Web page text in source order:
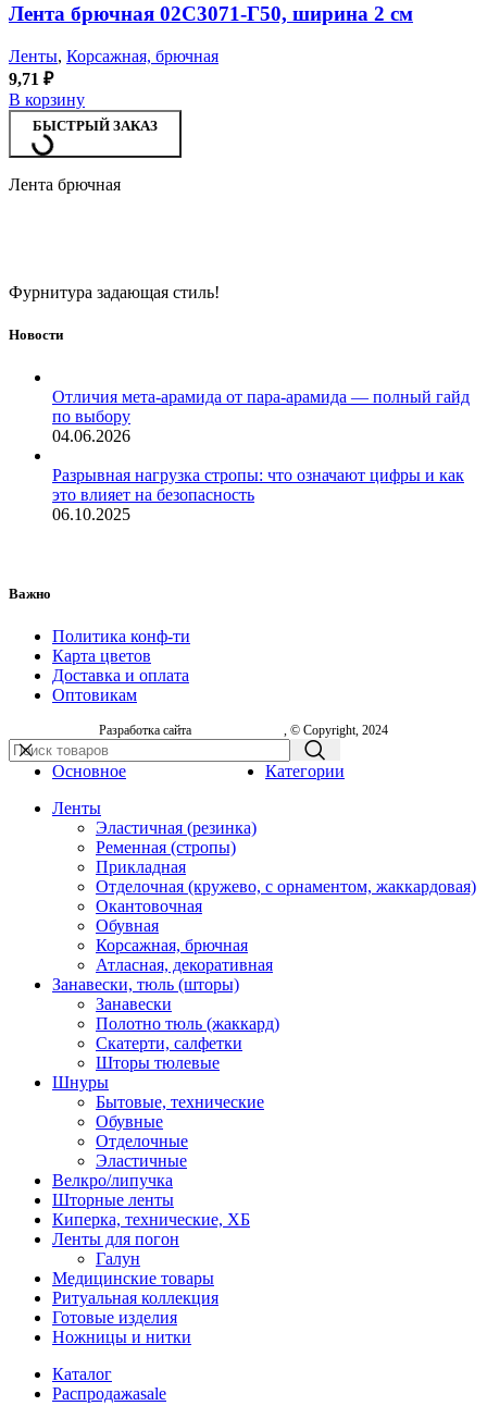
Лента брючная 02С3071-Г50, ширина 2 см
Ленты, Корсажная, брючная
9,71 ₽
В корзину
БЫСТРЫЙ ЗАКАЗ
Лента брючная
Фурнитура задающая стиль!
Новости
Отличия мета-арамида от пара-арамида — полный гайд
по выбору
04.06.2026
Разрывная нагрузка стропы: что означают цифры и как
это влияет на безопасность
06.10.2025
Важно
Политика конф-ти
Карта цветов
Доставка и оплата
Оптовикам
Разработка сайта , © Copyright, 2024
Основное
Категории
Ленты
Эластичная (резинка)
Ременная (стропы)
Прикладная
Отделочная (кружево, с орнаментом, жаккардовая)
Окантовочная
Обувная
Корсажная, брючная
Атласная, декоративная
Занавески, тюль (шторы)
Занавески
Полотно тюль (жаккард)
Скатерти, салфетки
Шторы тюлевые
Шнуры
Бытовые, технические
Обувные
Отделочные
Эластичные
Велкро/липучка
Шторные ленты
Киперка, технические, ХБ
Ленты для погон
Галун
Медицинские товары
Ритуальная коллекция
Готовые изделия
Ножницы и нитки
Каталог
Распродажаsale